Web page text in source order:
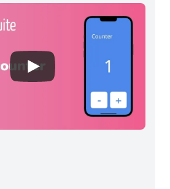
View details for Créer un